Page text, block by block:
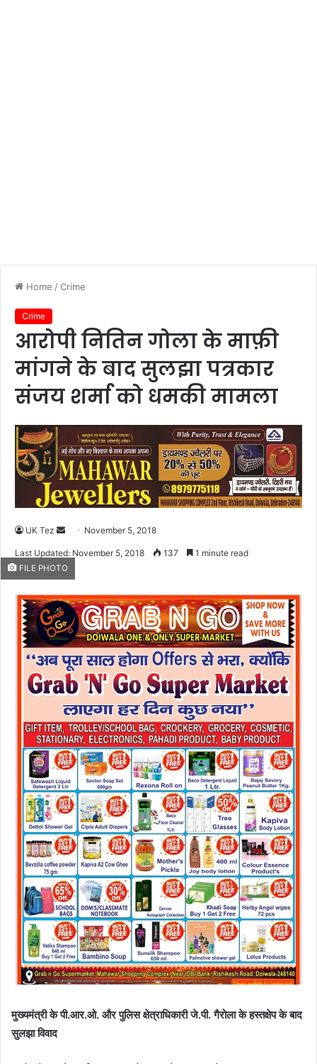
Home /Crime
Crime
आरोपी नितिन गोला के माफ़ी
मांगने के बाद सुलझा पत्रकार
संजय शर्मा को धमकी मामला
UK Tez
e
n
d
a
e
m
a
i
November 5, 2018
Last Updated: November 5, 2018 137 1 minute read
FILE PHOTO
मुख्यमंत्री के पी.आर.ओ. और पुलिस क्षेत्राधिकारी जे.पी. गैरोला के हस्तक्षेप के बाद
सुलझा विवाद